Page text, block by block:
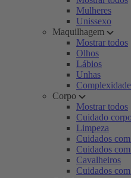
Mulheres
Unissexo
Maquilhagem
Mostrar todos
Olhos
Lábios
Unhas
Complexidade
Corpo
Mostrar todos
Cuidado
Limpeza
Cuidados
Cuidados
Cavalheiros
Cuidados